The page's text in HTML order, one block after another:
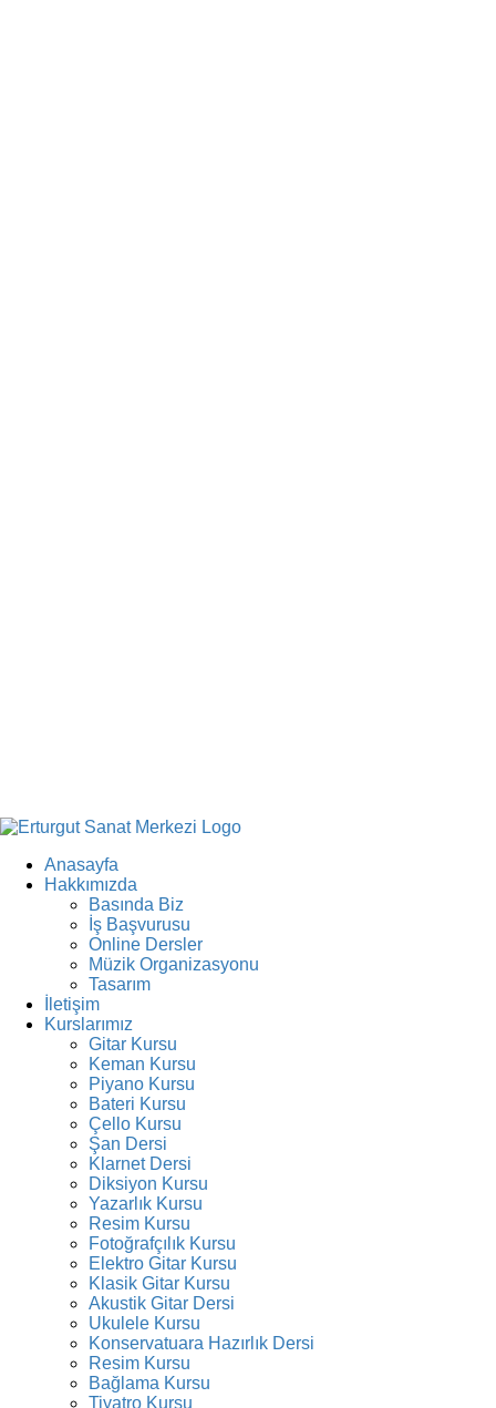
Anasayfa
Hakkımızda
Basında Biz
İş Başvurusu
Online Dersler
Müzik Organizasyonu
Tasarım
İletişim
Kurslarımız
Gitar Kursu
Keman Kursu
Piyano Kursu
Bateri Kursu
Çello Kursu
Şan Dersi
Klarnet Dersi
Diksiyon Kursu
Yazarlık Kursu
Resim Kursu
Fotoğrafçılık Kursu
Elektro Gitar Kursu
Klasik Gitar Kursu
Akustik Gitar Dersi
Ukulele Kursu
Konservatuara Hazırlık Dersi
Resim Kursu
Bağlama Kursu
Tiyatro Kursu